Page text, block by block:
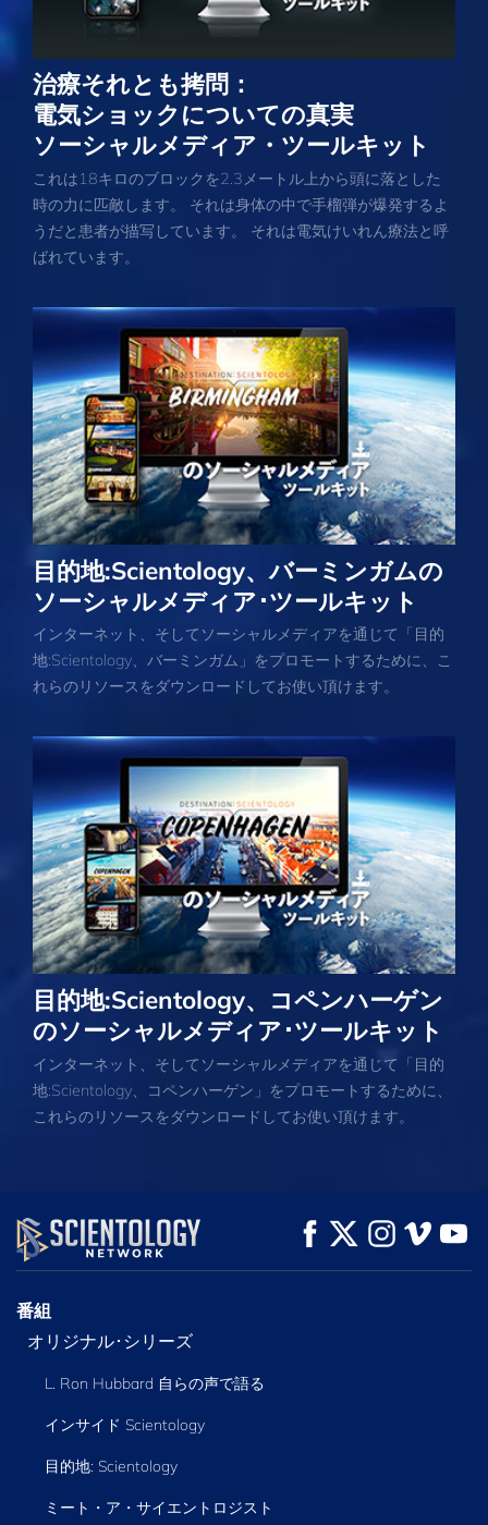
治療それとも拷問：
電気ショックについての真実
ソーシャルメディア・ツールキット
これは18キロのブロックを2.3メートル上から頭に落とした
時の力に匹敵します。 それは身体の中で手榴弾が爆発するよ
うだと患者が描写しています。 それは電気けいれん療法と呼
ばれています。
目的地:Scientology、バーミンガムの
ソーシャルメディア･ツールキット
インターネット、そしてソーシャルメディアを通じて「目的
地:Scientology、バーミンガム」をプロモートするために、こ
れらのリソースをダウンロードしてお使い頂けます。
目的地:Scientology、コペンハーゲン
のソーシャルメディア･ツールキット
インターネット、そしてソーシャルメディアを通じて「目的
地:Scientology、コペンハーゲン」をプロモートするために、
これらのリソースをダウンロードしてお使い頂けます。
番組
オリジナル･シリーズ
L. Ron Hubbard 自らの声で語る
インサイド Scientology
目的地: Scientology
ミート・ア・サイエントロジスト